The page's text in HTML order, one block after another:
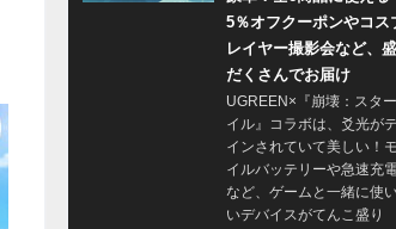
5％オフクーポンやコス
レイヤー撮影会など、
だくさんでお届け
UGREEN×『崩壊：スタ
イル』コラボは、爻光が
インされていて美しい！
イルバッテリーや急速充
など、ゲームと一緒に使
いデバイスがてんこ盛り